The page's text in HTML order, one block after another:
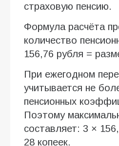
страховую пенсию.
Формула расчёта
количество
156,76 рубля =
При ежегодном
учитывается не
пенсионных
Поэтому
составляет: 3 ×
28 копеек.